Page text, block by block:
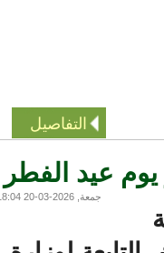
التفاصيل
عيد الفطر
جمعة, 2026-03-20 18:04